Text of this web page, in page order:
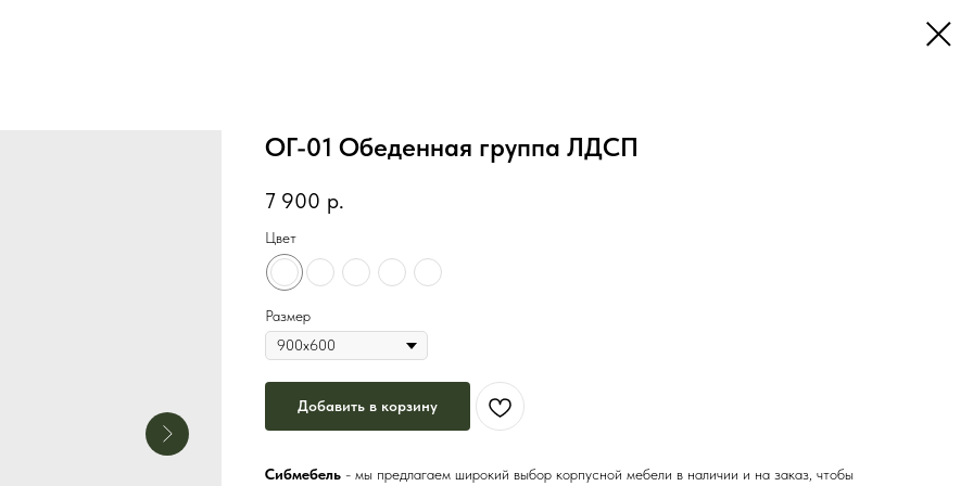
ОГ-01 Обеденная группа ЛДСП
7 900 р.
Цвет
Размер
Добавить в корзину
Сибмебель - мы предлагаем широкий выбор корпусной мебели в наличии и на заказ, чтобы